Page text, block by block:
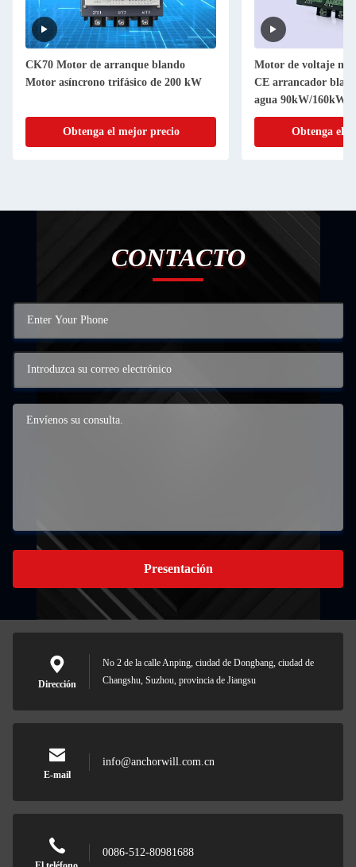
CK70 Motor de arranque blando
Motor asíncrono trifásico de 200 kW
Obtenga el mejor precio
Motor de voltaje
CE arrancador
agua 90kW/160kW
límite de corriente
Obtenga el
CONTACTO
Presentación
Dirección
No 2 de la calle Anping, ciudad de Dongbang, ciudad de
Changshu, Suzhou, provincia de Jiangsu
E-mail
info@anchorwill.com.cn
0086-512-80981688